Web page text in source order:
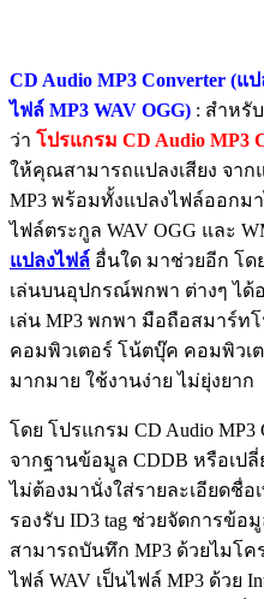
CD Audio MP3 Converter (แ
ไฟล์ MP3 WAV OGG) : สำหรั
ว่า โปรแกรม CD Audio MP3
ให้คุณสามารถแปลงเสียง จาก
MP3 พร้อมทั้งแปลงไฟล์ออกม
ไฟล์ตระกูล WAV OGG และ
แปลงไฟล์ อื่นใด มาช่วยอีก โ
เล่นบนอุปกรณ์พกพา ต่างๆ ได้อ
เล่น MP3 พกพา มือถือสมาร์ท
คอมพิวเตอร์ โน้ตบุ๊ค คอมพิวเ
มากมาย ใช้งานง่าย ไม่ยุ่งยาก
โดย โปรแกรม CD Audio
จากฐานข้อมูล CDDB หรือเป
ไม่ต้องมานั่งใส่รายละเอียดชื่อ
รองรับ ID3 tag ช่วยจัดการข้อ
สามารถบันทึก MP3 ด้วยไมโ
ไฟล์ WAV เป็นไฟล์ MP3 ด้วย